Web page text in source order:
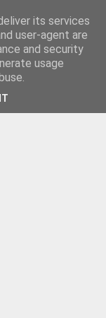
its services
user-agent are
and security
usage